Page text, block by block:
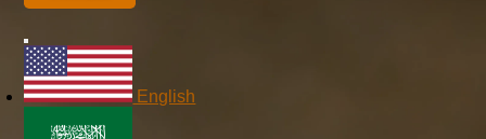
English